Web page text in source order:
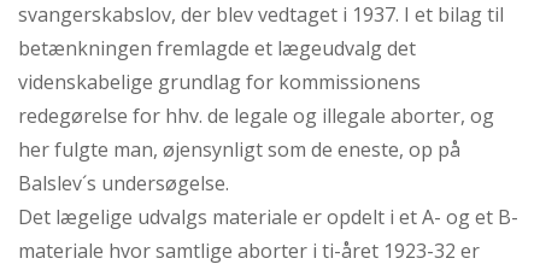
svangerskabslov, der blev vedtaget i 1937. I et bilag til
betænkningen fremlagde et lægeudvalg det
videnskabelige grundlag for kommissionens
redegørelse for hhv. de legale og illegale aborter, og
her fulgte man, øjensynligt som de eneste, op på
Balslev´s undersøgelse.
Det lægelige udvalgs materiale er opdelt i et A- og et B-
materiale hvor samtlige aborter i ti-året 1923-32 er